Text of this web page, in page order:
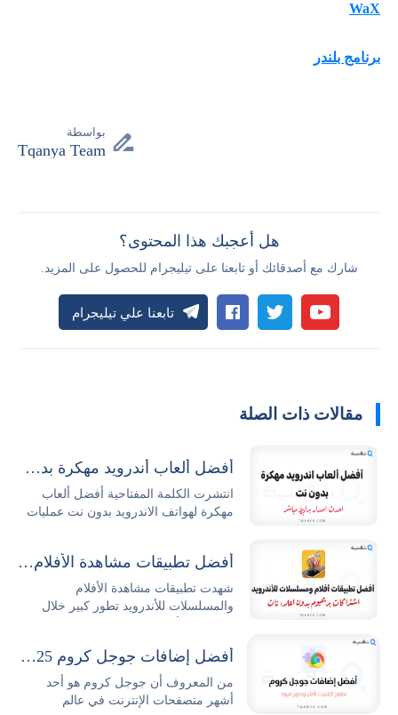
WaX
برنامج بلندر
بواسطة
Tqanya Team
هل أعجبك هذا المحتوى؟
شارك مع أصدقائك أو تابعنا على تيليجرام للحصول على المزيد.
تابعنا علي تيليجرام
مقالات ذات الصلة
أفضل ألعاب أندرويد مهكرة بدون نت 2026 مجاناً
انتشرت الكلمة المفتاحية أفضل ألعاب
مهكرة لهواتف الاندرويد بدون نت عمليات
أفضل تطبيقات مشاهدة الأفلام والمسلسلات للأندرويد
شهدت تطبيقات مشاهدة الأفلام
والمسلسلات للأندرويد تطور كبير خلال
أفضل إضافات جوجل كروم 2025 وطريقة تثبيتها وإدارتها بكل سهولة
من المعروف أن جوجل كروم هو أحد
أشهر متصفحات الإنترنت في عالم